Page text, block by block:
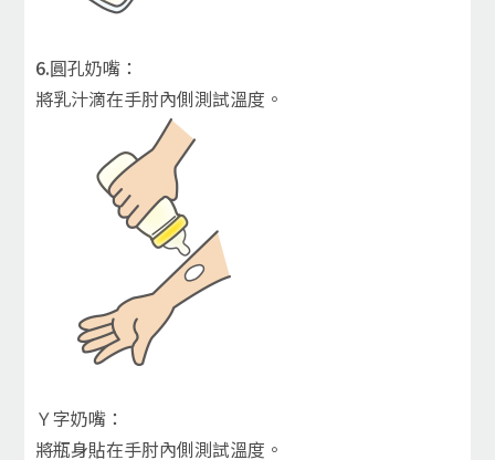
6.圓孔奶嘴：
將乳汁滴在手肘內側測試溫度。
Ｙ字奶嘴：
將瓶身貼在手肘內側測試溫度。